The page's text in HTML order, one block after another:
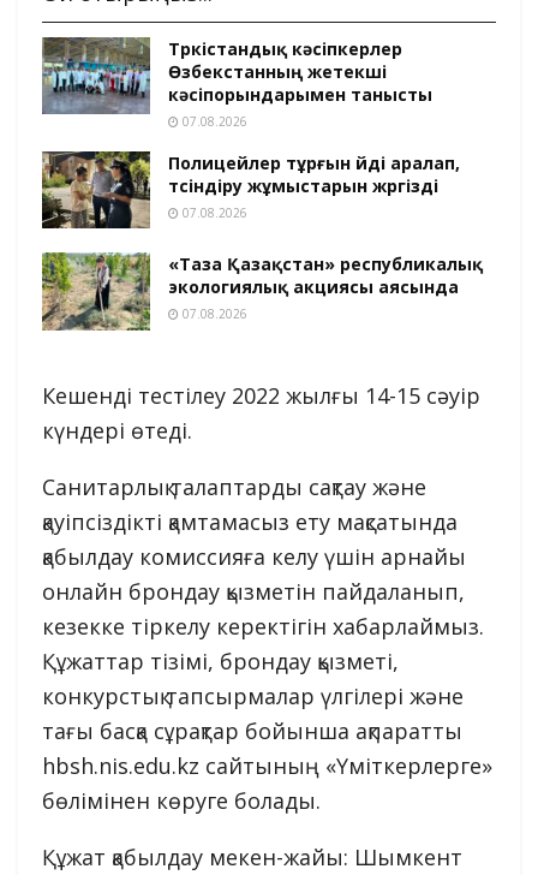
Түркістандық кәсіпкерлер
Өзбекстанның жетекші
кәсіпорындарымен танысты
07.08.2026
Полицейлер тұрғын үйді аралап,
түсіндіру жұмыстарын жүргізді
07.08.2026
«Таза Қазақстан» республикалық
экологиялық акциясы аясында
07.08.2026
Кешенді тестілеу 2022 жылғы 14-15 сәуір
күндері өтеді.
Санитарлық талаптарды сақтау және
қауіпсіздікті қамтамасыз ету мақсатында
қабылдау комиссияға келу үшін арнайы
онлайн брондау қызметін пайдаланып,
кезекке тіркелу керектігін хабарлаймыз.
Құжаттар тізімі, брондау қызметі,
конкурстық тапсырмалар үлгілері және
тағы басқа сұрақтар бойынша ақпаратты
hbsh.nis.edu.kz сайтының «Үміткерлерге»
бөлімінен көруге болады.
Құжат қабылдау мекен-жайы: Шымкент